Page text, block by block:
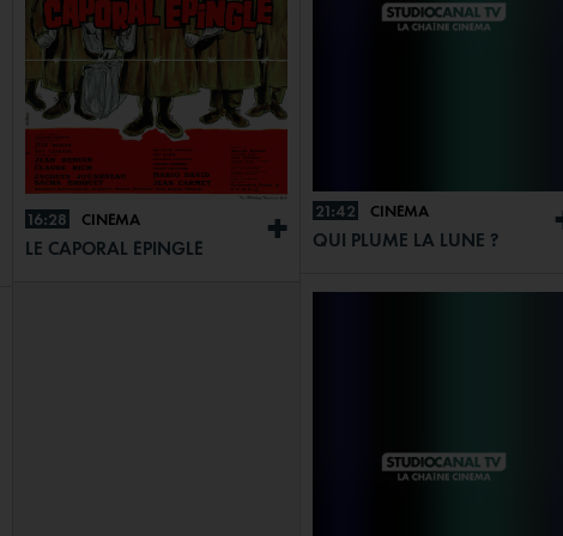
+
16:28 CINÉMA
LE CAPORAL ÉPINGLÉ
21:42 CINÉMA
QUI PLUME LA LUNE ?